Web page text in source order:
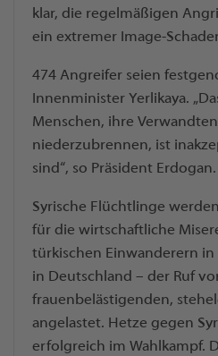
klar, die regelmäßigen
ein extremer Image-
474 Angreifer seien
Innenminister Yerlikaya.
Menschen, ihre
niederzubrennen, ist
sind“, so Präsident Erdogan.
Syrische Flüchtlinge
für die wirtschaftliche
türkischen Einwanderern
in Deutschland – der Ruf
frauenbelästigenden,
angelastet. Hetze gegen
erfolgreich im Wahlkampf.